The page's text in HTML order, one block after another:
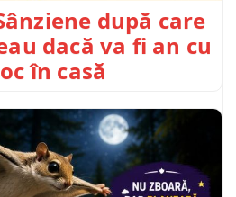
după care
dacă va fi an cu
în casă